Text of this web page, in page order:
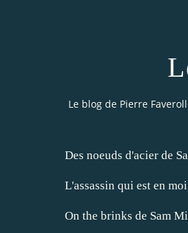
Le blog de Pierre
Des noeuds d'acier de
L'assassin qui est en
On the brinks de Sam